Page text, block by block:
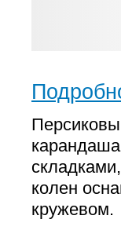
колен
кружевом.